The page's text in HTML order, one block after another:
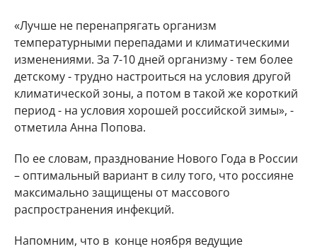
«Лучше не перенапрягать организм
температурными перепадами и климатическими
изменениями. За 7-10 дней организму - тем более
детскому - трудно настроиться на условия другой
климатической зоны, а потом в такой же короткий
период - на условия хорошей российской зимы», -
отметила Анна Попова.
По ее словам, празднование Нового Года в России
– оптимальный вариант в силу того, что россияне
максимально защищены от массового
распространения инфекций.
Напомним, что в конце ноября ведущие